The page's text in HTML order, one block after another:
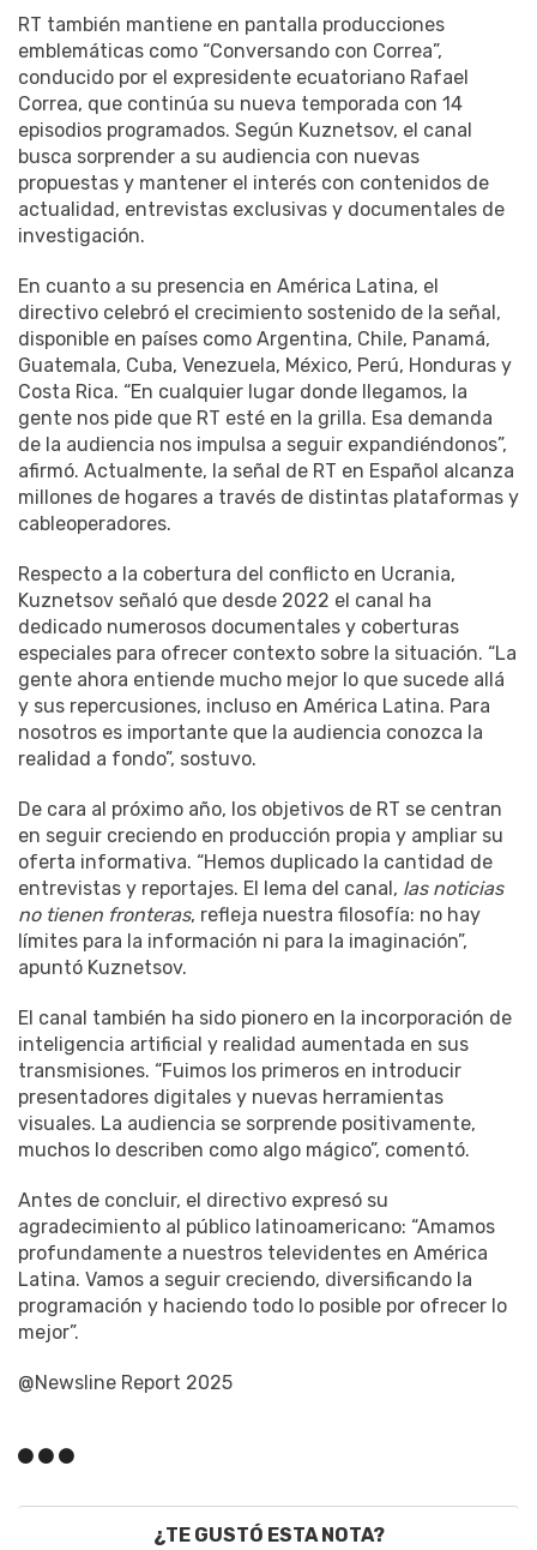
RT también mantiene en pantalla producciones
emblemáticas como “Conversando con Correa”,
conducido por el expresidente ecuatoriano Rafael
Correa, que continúa su nueva temporada con 14
episodios programados. Según Kuznetsov, el canal
busca sorprender a su audiencia con nuevas
propuestas y mantener el interés con contenidos de
actualidad, entrevistas exclusivas y documentales de
investigación.
En cuanto a su presencia en América Latina, el
directivo celebró el crecimiento sostenido de la señal,
disponible en países como Argentina, Chile, Panamá,
Guatemala, Cuba, Venezuela, México, Perú, Honduras y
Costa Rica. “En cualquier lugar donde llegamos, la
gente nos pide que RT esté en la grilla. Esa demanda
de la audiencia nos impulsa a seguir expandiéndonos”,
afirmó. Actualmente, la señal de RT en Español alcanza
millones de hogares a través de distintas plataformas y
cableoperadores.
Respecto a la cobertura del conflicto en Ucrania,
Kuznetsov señaló que desde 2022 el canal ha
dedicado numerosos documentales y coberturas
especiales para ofrecer contexto sobre la situación. “La
gente ahora entiende mucho mejor lo que sucede allá
y sus repercusiones, incluso en América Latina. Para
nosotros es importante que la audiencia conozca la
realidad a fondo”, sostuvo.
De cara al próximo año, los objetivos de RT se centran
en seguir creciendo en producción propia y ampliar su
oferta informativa. “Hemos duplicado la cantidad de
entrevistas y reportajes. El lema del canal, las noticias
no tienen fronteras, refleja nuestra filosofía: no hay
límites para la información ni para la imaginación”,
apuntó Kuznetsov.
El canal también ha sido pionero en la incorporación de
inteligencia artificial y realidad aumentada en sus
transmisiones. “Fuimos los primeros en introducir
presentadores digitales y nuevas herramientas
visuales. La audiencia se sorprende positivamente,
muchos lo describen como algo mágico”, comentó.
Antes de concluir, el directivo expresó su
agradecimiento al público latinoamericano: “Amamos
profundamente a nuestros televidentes en América
Latina. Vamos a seguir creciendo, diversificando la
programación y haciendo todo lo posible por ofrecer lo
mejor”.
@Newsline Report 2025
¿TE GUSTÓ ESTA NOTA?